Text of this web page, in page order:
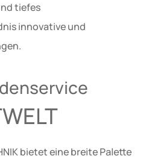
tiefes
innovative und
bietet eine breite Palette